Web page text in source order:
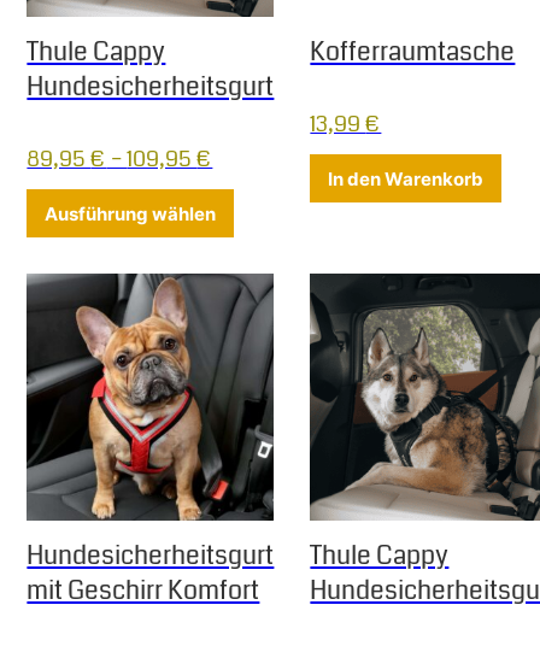
Thule Cappy
Hundesicherheitsgurt
89,95€ –109,95€
Ausführung wählen Dieses Produkt weist mehrere
Kofferraumtasche
13,99€
In den Warenkorb
Hundesicherheitsgurt
mit Geschirr Komfort
Thule Cappy